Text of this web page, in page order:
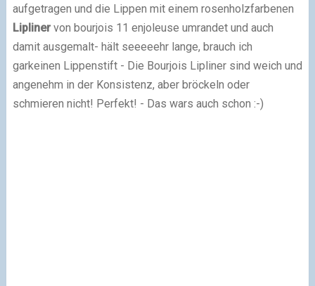
aufgetragen und die Lippen mit einem rosenholzfarbenen
Liplinervon bourjois 11 enjoleuse umrandet und auch
damit ausgemalt- hält seeeeehr lange, brauch ich
garkeinen Lippenstift - Die Bourjois Lipliner sind weich und
angenehm in der Konsistenz, aber bröckeln oder
schmieren nicht! Perfekt! - Das wars auch schon :-)